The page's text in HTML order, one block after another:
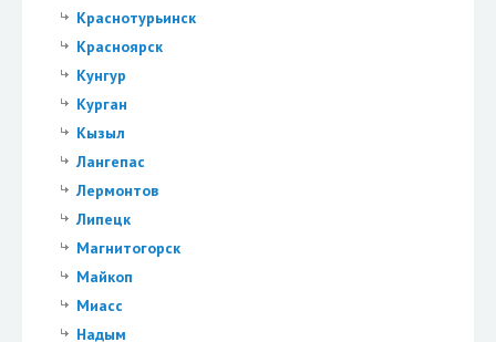
Краснотурьинск
Красноярск
Кунгур
Курган
Кызыл
Лангепас
Лермонтов
Липецк
Магнитогорск
Майкоп
Миасс
Надым